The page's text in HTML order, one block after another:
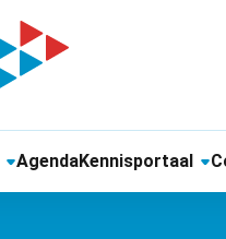
AgendaKennisportaal